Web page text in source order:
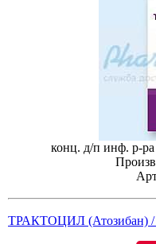
конц. д/п инф. р-
ТРАКТОЦИЛ (Атозибан) /